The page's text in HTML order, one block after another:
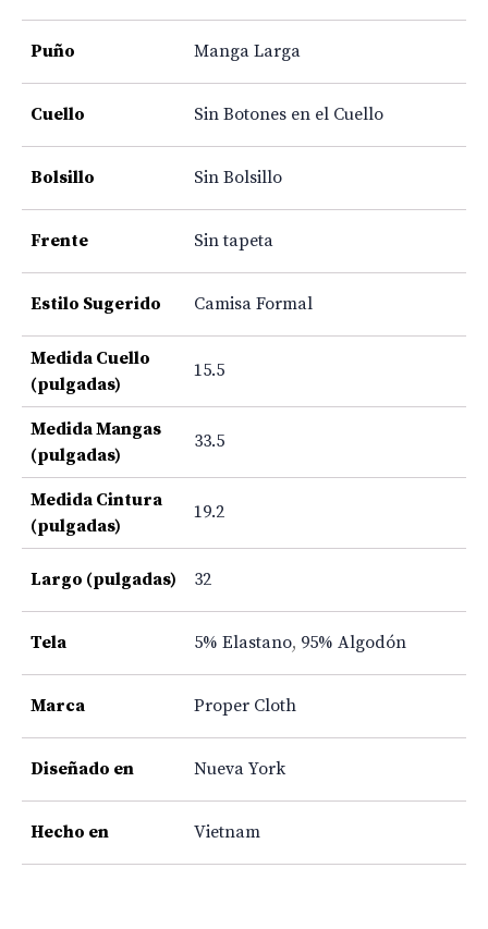
Puño Manga Larga
Cuello Sin Botones en el Cuello
Bolsillo Sin Bolsillo
Frente Sin tapeta
Estilo Sugerido Camisa Formal
Medida Cuello
(pulgadas)
15.5
Medida Mangas
(pulgadas)
33.5
Medida Cintura
(pulgadas)
19.2
Largo (pulgadas) 32
Tela 5% Elastano, 95% Algodón
Marca Proper Cloth
Diseñado en Nueva York
Hecho en Vietnam